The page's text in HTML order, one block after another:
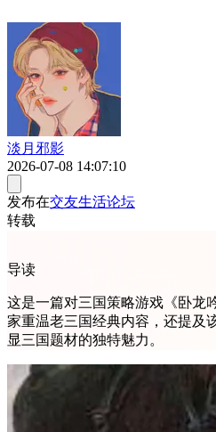
淡月邪影
2026-07-08 14:07:10
发布在交友生活论坛
转载
导读
这是一篇对三国策略游戏《卧龙
家重温老三国经典内容，还提及
显三国题材的独特魅力。